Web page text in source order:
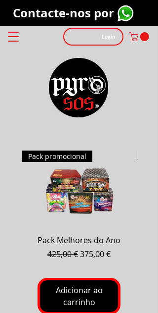
Login
Contacte-nos por
Pack promocional
Pack Melhores do Ano
Preço normal
425,00 €Preço promocional
375,00 €
Adicionar ao
carrinho